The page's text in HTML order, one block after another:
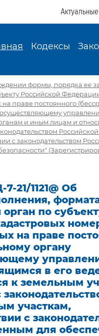
Кодексы
формы, порядка ее
Российской
праве постоянного
и иным лицам и
с законодательством
21/1121@ Об
по
на праве
органу
в его
к земельным
участкам,
с
для